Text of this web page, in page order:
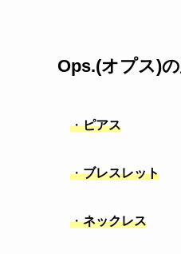
Ops.(オプス)
・ピアス
・ブレスレット
・ネックレス